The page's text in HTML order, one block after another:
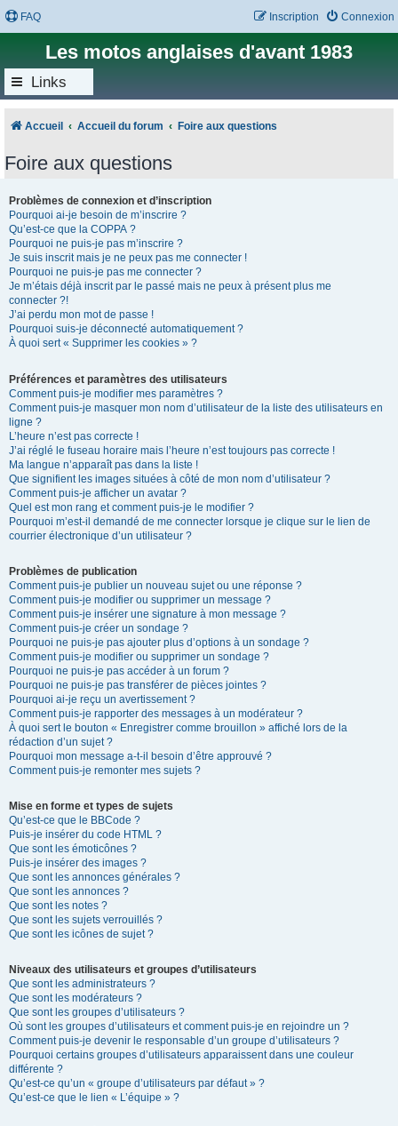
FAQ Connexion
Inscription
Les motos anglaises d'avant 1983
Links
Accueil Accueil du forum Foire aux questions
Foire aux questions
Problèmes de connexion et d’inscription
Pourquoi ai-je besoin de m’inscrire ?
Qu’est-ce que la COPPA ?
Pourquoi ne puis-je pas m’inscrire ?
Je suis inscrit mais je ne peux pas me connecter !
Pourquoi ne puis-je pas me connecter ?
Je m’étais déjà inscrit par le passé mais ne peux à présent plus me
connecter ?!
J’ai perdu mon mot de passe !
Pourquoi suis-je déconnecté automatiquement ?
À quoi sert « Supprimer les cookies » ?
Préférences et paramètres des utilisateurs
Comment puis-je modifier mes paramètres ?
Comment puis-je masquer mon nom d’utilisateur de la liste des utilisateurs en
ligne ?
L’heure n’est pas correcte !
J’ai réglé le fuseau horaire mais l’heure n’est toujours pas correcte !
Ma langue n’apparaît pas dans la liste !
Que signifient les images situées à côté de mon nom d’utilisateur ?
Comment puis-je afficher un avatar ?
Quel est mon rang et comment puis-je le modifier ?
Pourquoi m’est-il demandé de me connecter lorsque je clique sur le lien de
courrier électronique d’un utilisateur ?
Problèmes de publication
Comment puis-je publier un nouveau sujet ou une réponse ?
Comment puis-je modifier ou supprimer un message ?
Comment puis-je insérer une signature à mon message ?
Comment puis-je créer un sondage ?
Pourquoi ne puis-je pas ajouter plus d’options à un sondage ?
Comment puis-je modifier ou supprimer un sondage ?
Pourquoi ne puis-je pas accéder à un forum ?
Pourquoi ne puis-je pas transférer de pièces jointes ?
Pourquoi ai-je reçu un avertissement ?
Comment puis-je rapporter des messages à un modérateur ?
À quoi sert le bouton « Enregistrer comme brouillon » affiché lors de la
rédaction d’un sujet ?
Pourquoi mon message a-t-il besoin d’être approuvé ?
Comment puis-je remonter mes sujets ?
Mise en forme et types de sujets
Qu’est-ce que le BBCode ?
Puis-je insérer du code HTML ?
Que sont les émoticônes ?
Puis-je insérer des images ?
Que sont les annonces générales ?
Que sont les annonces ?
Que sont les notes ?
Que sont les sujets verrouillés ?
Que sont les icônes de sujet ?
Niveaux des utilisateurs et groupes d’utilisateurs
Que sont les administrateurs ?
Que sont les modérateurs ?
Que sont les groupes d’utilisateurs ?
Où sont les groupes d’utilisateurs et comment puis-je en rejoindre un ?
Comment puis-je devenir le responsable d’un groupe d’utilisateurs ?
Pourquoi certains groupes d’utilisateurs apparaissent dans une couleur
différente ?
Qu’est-ce qu’un « groupe d’utilisateurs par défaut » ?
Qu’est-ce que le lien « L’équipe » ?